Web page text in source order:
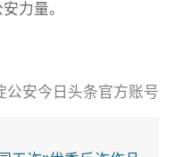
力量。
公安今日头条官方账号